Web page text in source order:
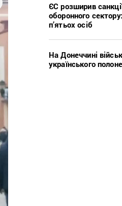
ЄС розширив
оборонного
п’ятьох осіб
На Донеччині
українського